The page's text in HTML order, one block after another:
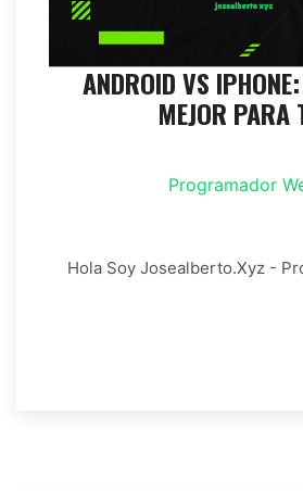
ANDROID VS
MEJOR PARA
Programador
Hola Soy Josealberto.xyz -